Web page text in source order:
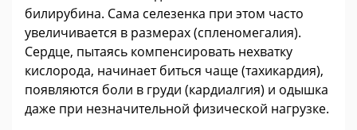
билирубина. Сама селезенка при этом часто
увеличивается в размерах (спленомегалия).
Сердце, пытаясь компенсировать нехватку
кислорода, начинает биться чаще (тахикардия),
появляются боли в груди (кардиалгия) и одышка
даже при незначительной физической нагрузке.